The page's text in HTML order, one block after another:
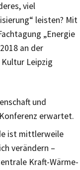
viel
leisten? Mit
„Energie
an der
Leipzig
und
erwartet.
ist mittlerweile
verändern –
Kraft-Wärme-